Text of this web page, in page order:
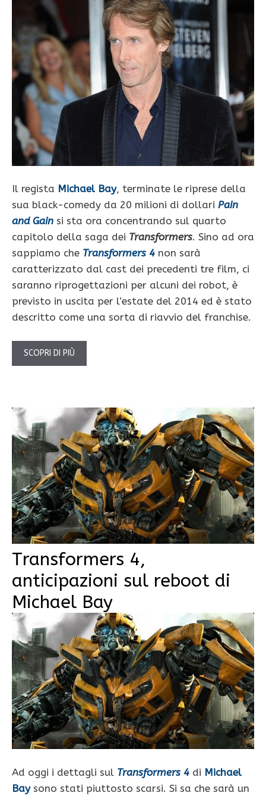
Il regista Michael Bay, terminate le riprese della
sua black-comedy da 20 milioni di dollari Pain
and Gain si sta ora concentrando sul quarto
capitolo della saga dei Transformers. Sino ad ora
sappiamo che Transformers 4 non sarà
caratterizzato dal cast dei precedenti tre film, ci
saranno riprogettazioni per alcuni dei robot, è
previsto in uscita per l’estate del 2014 ed è stato
descritto come una sorta di riavvio del franchise.
SCOPRI DI PIÙ
Transformers 4,
anticipazioni sul reboot di
Michael Bay
Ad oggi i dettagli sul Transformers 4 di Michael
Baysono stati piuttosto scarsi. Si sa che sarà un